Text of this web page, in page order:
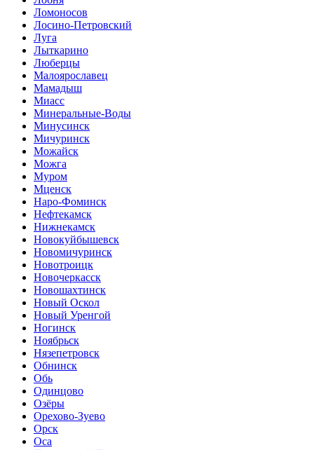
Ломоносов
Лосино-Петровский
Луга
Лыткарино
Люберцы
Малоярославец
Мамадыш
Миасс
Минеральные-Воды
Минусинск
Мичуринск
Можайск
Можга
Муром
Мценск
Наро-Фоминск
Нефтекамск
Нижнекамск
Новокуйбышевск
Новомичуринск
Новотроицк
Новочеркасск
Новошахтинск
Новый Оскол
Новый Уренгой
Ногинск
Ноябрьск
Нязепетровск
Обнинск
Обь
Одинцово
Озёры
Орехово-Зуево
Орск
Оса